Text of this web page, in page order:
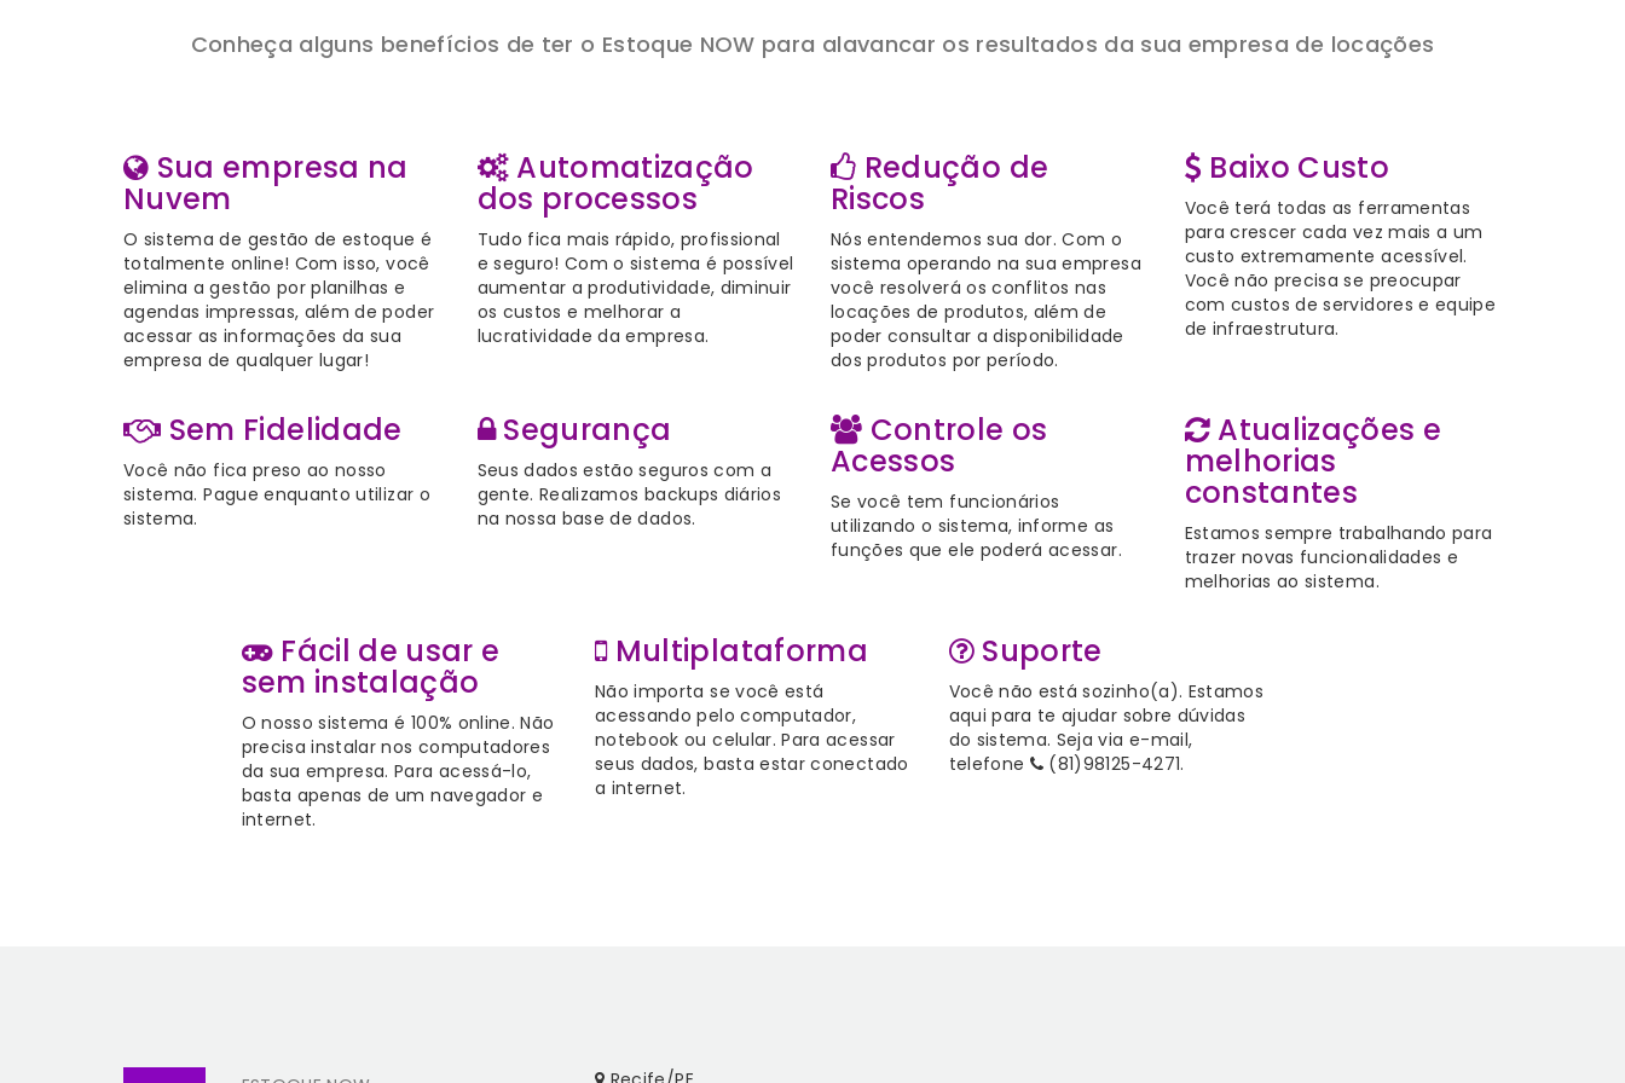
Conheça alguns benefícios de ter o Estoque NOW para alavancar os resultados da sua empresa de locações
Sua empresa na
Nuvem
O sistema de gestão de estoque é
totalmente online! Com isso, você
elimina a gestão por planilhas e
agendas impressas, além de poder
acessar as informações da sua
empresa de qualquer lugar!
Automatização
dos processos
Tudo fica mais rápido, profissional
e seguro! Com o sistema é possível
aumentar a produtividade, diminuir
os custos e melhorar a
lucratividade da empresa.
Redução de
Riscos
Nós entendemos sua dor. Com o
sistema operando na sua empresa
você resolverá os conflitos nas
locações de produtos, além de
poder consultar a disponibilidade
dos produtos por período.
Baixo Custo
Você terá todas as ferramentas
para crescer cada vez mais a um
custo extremamente acessível.
Você não precisa se preocupar
com custos de servidores e equipe
de infraestrutura.
Sem Fidelidade
Você não fica preso ao nosso
sistema. Pague enquanto utilizar o
sistema.
Segurança
Seus dados estão seguros com a
gente. Realizamos backups diários
na nossa base de dados.
Controle os
Acessos
Se você tem funcionários
utilizando o sistema, informe as
funções que ele poderá acessar.
Atualizações e
melhorias
constantes
Estamos sempre trabalhando para
trazer novas funcionalidades e
melhorias ao sistema.
Fácil de usar e
sem instalação
O nosso sistema é 100% online. Não
precisa instalar nos computadores
da sua empresa. Para acessá-lo,
basta apenas de um navegador e
internet.
Multiplataforma
Não importa se você está
acessando pelo computador,
notebook ou celular. Para acessar
seus dados, basta estar conectado
a internet.
Suporte
Você não está sozinho(a). Estamos
aqui para te ajudar sobre dúvidas
do sistema. Seja via e-mail,
telefone
(81)98125-4271.